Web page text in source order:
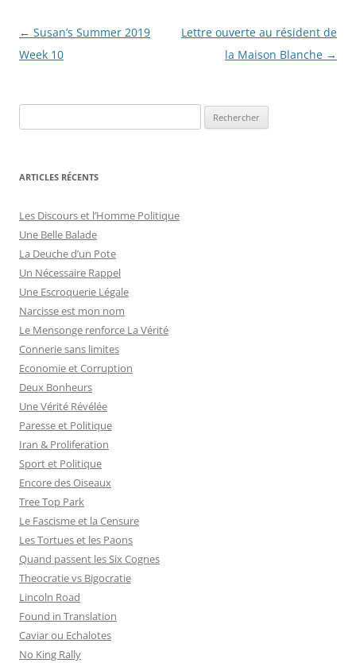
Navigation
des
← Susan’s Summer 2019
Week 10
Lettre ouverte au résident de
la Maison Blanche →
e
h
r
c
h
e
r
:
ARTICLES RÉCENTS
Les Discours et l’Homme Politique
Une Belle Balade
La Deuche d’un Pote
Un Nécessaire Rappel
Une Escroquerie Légale
Narcisse est mon nom
Le Mensonge renforce La Vérité
Connerie sans limites
Economie et Corruption
Deux Bonheurs
Une Vérité Révélée
Paresse et Politique
Iran & Proliferation
Sport et Politique
Encore des Oiseaux
Tree Top Park
Le Fascisme et la Censure
Les Tortues et les Paons
Quand passent les Six Cognes
Theocratie vs Bigocratie
Lincoln Road
Found in Translation
Caviar ou Echalotes
No King Rally